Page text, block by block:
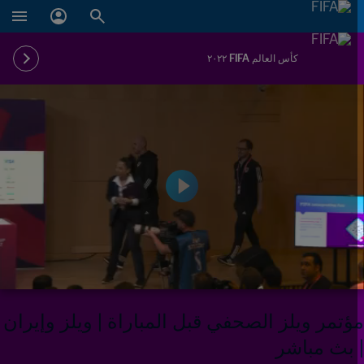
كأس العالم FIFA ٢٠٢٢
ويلز الصحفي قبل المباراة | ويلز وإيران
مباشر